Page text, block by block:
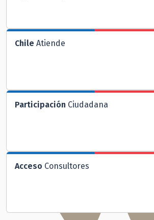
Chile Atiende
Participación Ciudadana
Acceso Consultores